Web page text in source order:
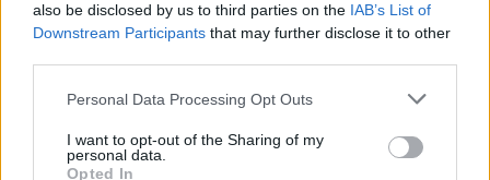
also be disclosed by us to third parties on the IAB’s List of
Downstream Participants that may further disclose it to other
Personal Data Processing Opt Outs
I want to opt-out of the Sharing of my
personal data.
Opted In
Lietuvos diena
Savaitės vidurys nusimato karštas: temperatūra kils iki
Žinios | Orai